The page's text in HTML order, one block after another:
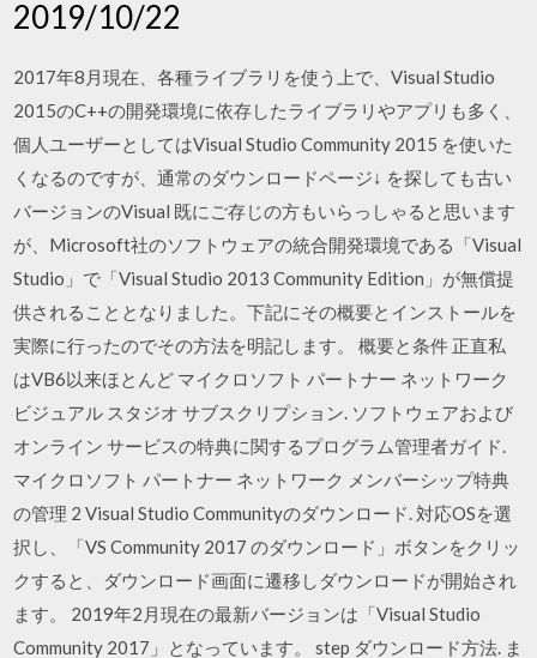
2019/10/22
2017年8月現在、各種ライブラリを使う上で、Visual Studio
2015のC++の開発環境に依存したライブラリやアプリも多く、
個人ユーザーとしてはVisual Studio Community 2015 を使いた
くなるのですが、通常のダウンロードページ↓ を探しても古い
バージョンのVisual 既にご存じの方もいらっしゃると思います
が、Microsoft社のソフトウェアの統合開発環境である「Visual
Studio」で「Visual Studio 2013 Community Edition」が無償提
供されることとなりました。下記にその概要とインストールを
実際に行ったのでその方法を明記します。 概要と条件 正直私
はVB6以来ほとんど マイクロソフト パートナー ネットワーク
ビジュアル スタジオ サブスクリプション. ソフトウェアおよび
オンライン サービスの特典に関するプログラム管理者ガイド.
マイクロソフト パートナー ネットワーク メンバーシップ特典
の管理 2 Visual Studio Communityのダウンロード. 対応OSを選
択し、「VS Community 2017 のダウンロード」ボタンをクリッ
クすると、ダウンロード画面に遷移しダウンロードが開始され
ます。 2019年2月現在の最新バージョンは「Visual Studio
Community 2017」となっています。 step ダウンロード方法. ま